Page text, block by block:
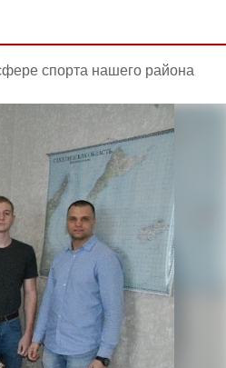
спорта нашего района